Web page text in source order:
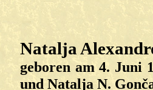
Natalja
geboren am 4. Juni
und Natalja N.